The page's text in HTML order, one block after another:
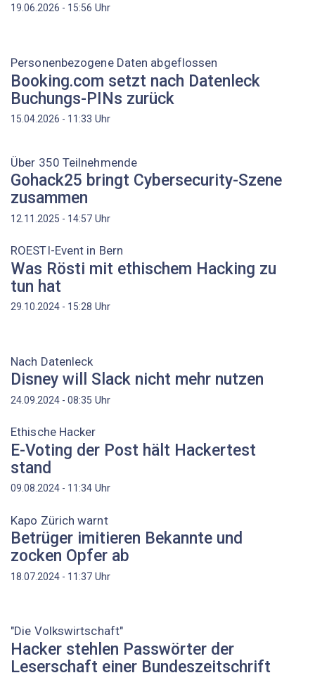
19.06.2026 - 15:56 Uhr
Personenbezogene Daten abgeflossen
Booking.com setzt nach Datenleck
Buchungs-PINs zurück
15.04.2026 - 11:33 Uhr
Über 350 Teilnehmende
Gohack25 bringt Cybersecurity-Szene
zusammen
12.11.2025 - 14:57 Uhr
ROESTI-Event in Bern
Was Rösti mit ethischem Hacking zu
tun hat
29.10.2024 - 15:28 Uhr
Nach Datenleck
Disney will Slack nicht mehr nutzen
24.09.2024 - 08:35 Uhr
Ethische Hacker
E-Voting der Post hält Hackertest
stand
09.08.2024 - 11:34 Uhr
Kapo Zürich warnt
Betrüger imitieren Bekannte und
zocken Opfer ab
18.07.2024 - 11:37 Uhr
"Die Volkswirtschaft"
Hacker stehlen Passwörter der
Leserschaft einer Bundeszeitschrift